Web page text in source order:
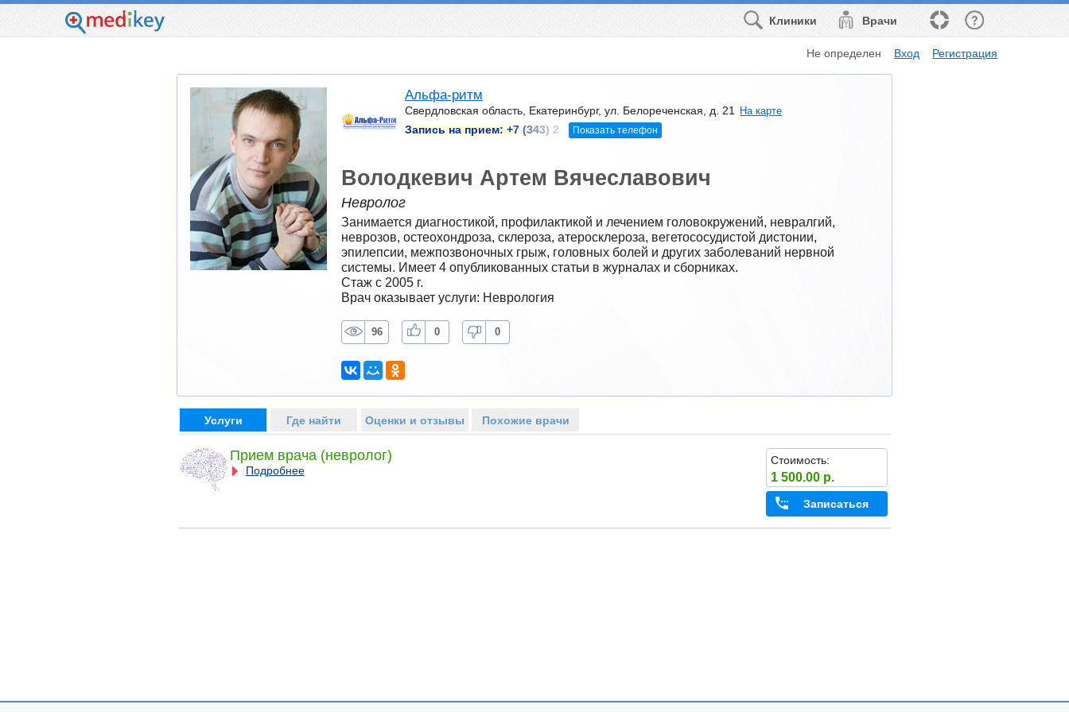
Врачи
Клиники
Не определен Вход Регистрация
Альфа-ритм
Свердловская область, Екатеринбург, ул. Белореченская, д. 21
На карте
Запись на прием: +7 (343) 2 Показать телефон
Володкевич Артем Вячеславович
Невролог
Занимается диагностикой, профилактикой и лечением головокружений, невралгий,
неврозов, остеохондроза, склероза, атеросклероза, вегетососудистой дистонии,
эпилепсии, межпозвоночных грыж, головных болей и других заболеваний нервной
системы. Имеет 4 опубликованных статьи в журналах и сборниках.
Стаж с 2005 г.
Врач оказывает услуги: Неврология
96 0 0
Услуги Где найти Оценки и отзывы Похожие врачи
Прием врача (невролог)
Подробнее
Стоимость:
1 500.00 р.
Записаться